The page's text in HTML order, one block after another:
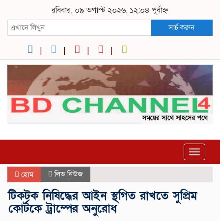
রবিবার, ০৯ অগাস্ট ২০২৬, ১২:০৪ পূর্বাহ্ন
সার্চ করুন
Toggle
হোম লিড নিউজ
টিকটক নিষিদ্ধের আইন স্থগিত রাখতে সুপ্রিম
কোর্টকে ট্রাম্পের অনুরোধ